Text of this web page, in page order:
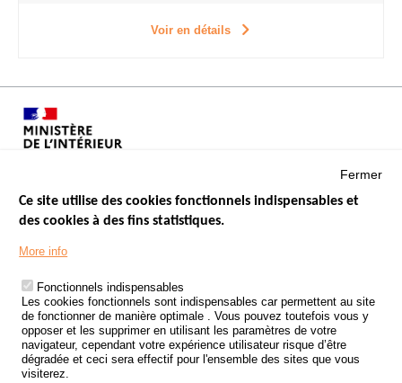
Voir en détails
Menu
Footer
LES SITES PUBLICS
ÉTAT DE L’INSÉCURITÉ ROUTIÈRE
TRAITEMENT DES DONNÉES PERSONNELLES DES ACCIDENTS DE
LA ROUTE
ETUDES ET RECHERCHES
APPEL À PROJETS
Fermer
Ce site utilise des cookies fonctionnels indispensables et
des cookies à des fins statistiques.
More info
Fonctionnels indispensables
Les cookies fonctionnels sont indispensables car permettent au site
de fonctionner de manière optimale . Vous pouvez toutefois vous y
opposer et les supprimer en utilisant les paramètres de votre
navigateur, cependant votre expérience utilisateur risque d’être
dégradée et ceci sera effectif pour l'ensemble des sites que vous
visiterez.